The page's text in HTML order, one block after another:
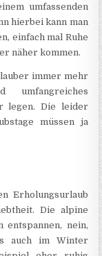
umfassenden
hierbei kann man
einfach mal Ruhe
näher kommen.
immer mehr
legen. Die leider
müssen ja
Erholungsurlaub
Die alpine
nein,
auch im Winter